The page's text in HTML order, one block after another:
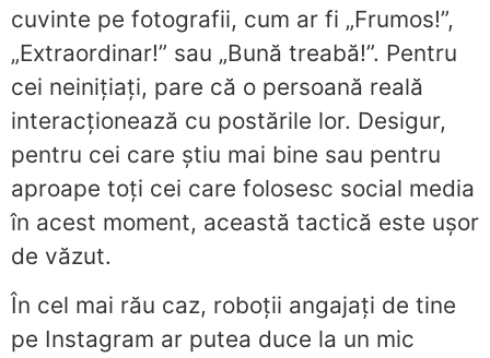
cuvinte pe fotografii, cum ar fi „Frumos!”,
„Extraordinar!” sau „Bună treabă!”. Pentru
cei neinițiați, pare că o persoană reală
interacționează cu postările lor. Desigur,
pentru cei care știu mai bine sau pentru
aproape toți cei care folosesc social media
în acest moment, această tactică este ușor
de văzut.
În cel mai rău caz, roboții angajați de tine
pe Instagram ar putea duce la un mic